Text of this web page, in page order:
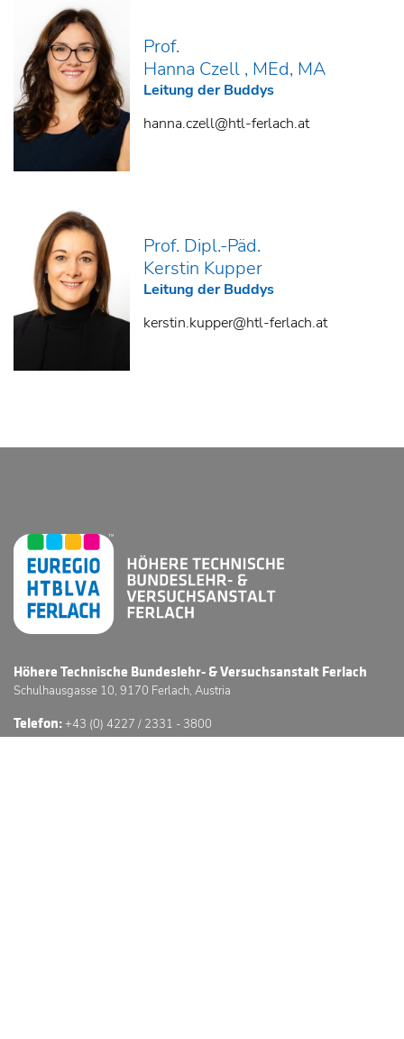
Prof.
Hanna Czell , MEd, MA
Leitung der Buddys
hanna.czell@htl-ferlach.at
Prof. Dipl.-Päd.
Kerstin Kupper
Leitung der Buddys
kerstin.kupper@htl-ferlach.at
Höhere Technische Bundeslehr- & Versuchsanstalt Ferlach
Schulhausgasse 10, 9170 Ferlach, Austria
Telefon:+43 (0) 4227 / 2331 - 3800
E-Mail: